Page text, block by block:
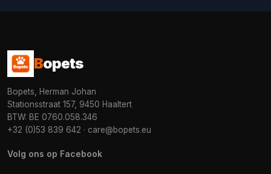
Bopets
Bopets, Herman Johan
Stationsstraat 157, 9450 Haaltert
BTW: BE 0760.058.346
+32 (0)53 839 642 · care@bopets.eu
Volg ons op Facebook